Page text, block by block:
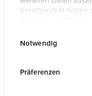
bereitgestellt haben
Notwendig
Präferenzen